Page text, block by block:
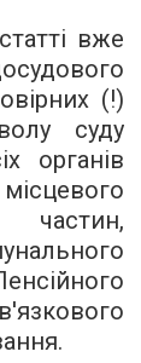
вже
(!)
суду
органів
частин,